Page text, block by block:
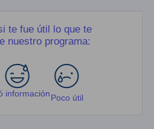
te fue útil lo que te
nuestro programa:
informaciónPoco útil